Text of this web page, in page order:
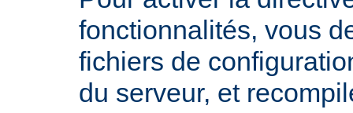
fonctionnalités, vous
fichiers de
du serveur, et